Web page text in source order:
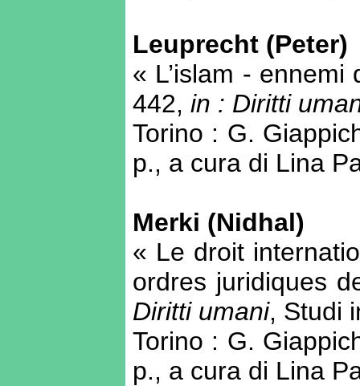
Leuprecht (Peter)
« L’islam -
442, in : Diritti
Torino : G.
p., a cura di Lina
Merki (Nidhal)
« Le droit
ordres juridiques
Diritti umani, Studi
Torino : G.
p., a cura di Lina